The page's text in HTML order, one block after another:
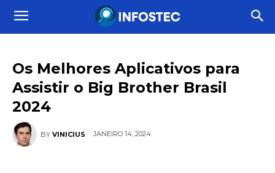
Os Melhores Aplicativos para
Assistir o Big Brother Brasil
2024
BY VINICIUS JANEIRO 14, 2024